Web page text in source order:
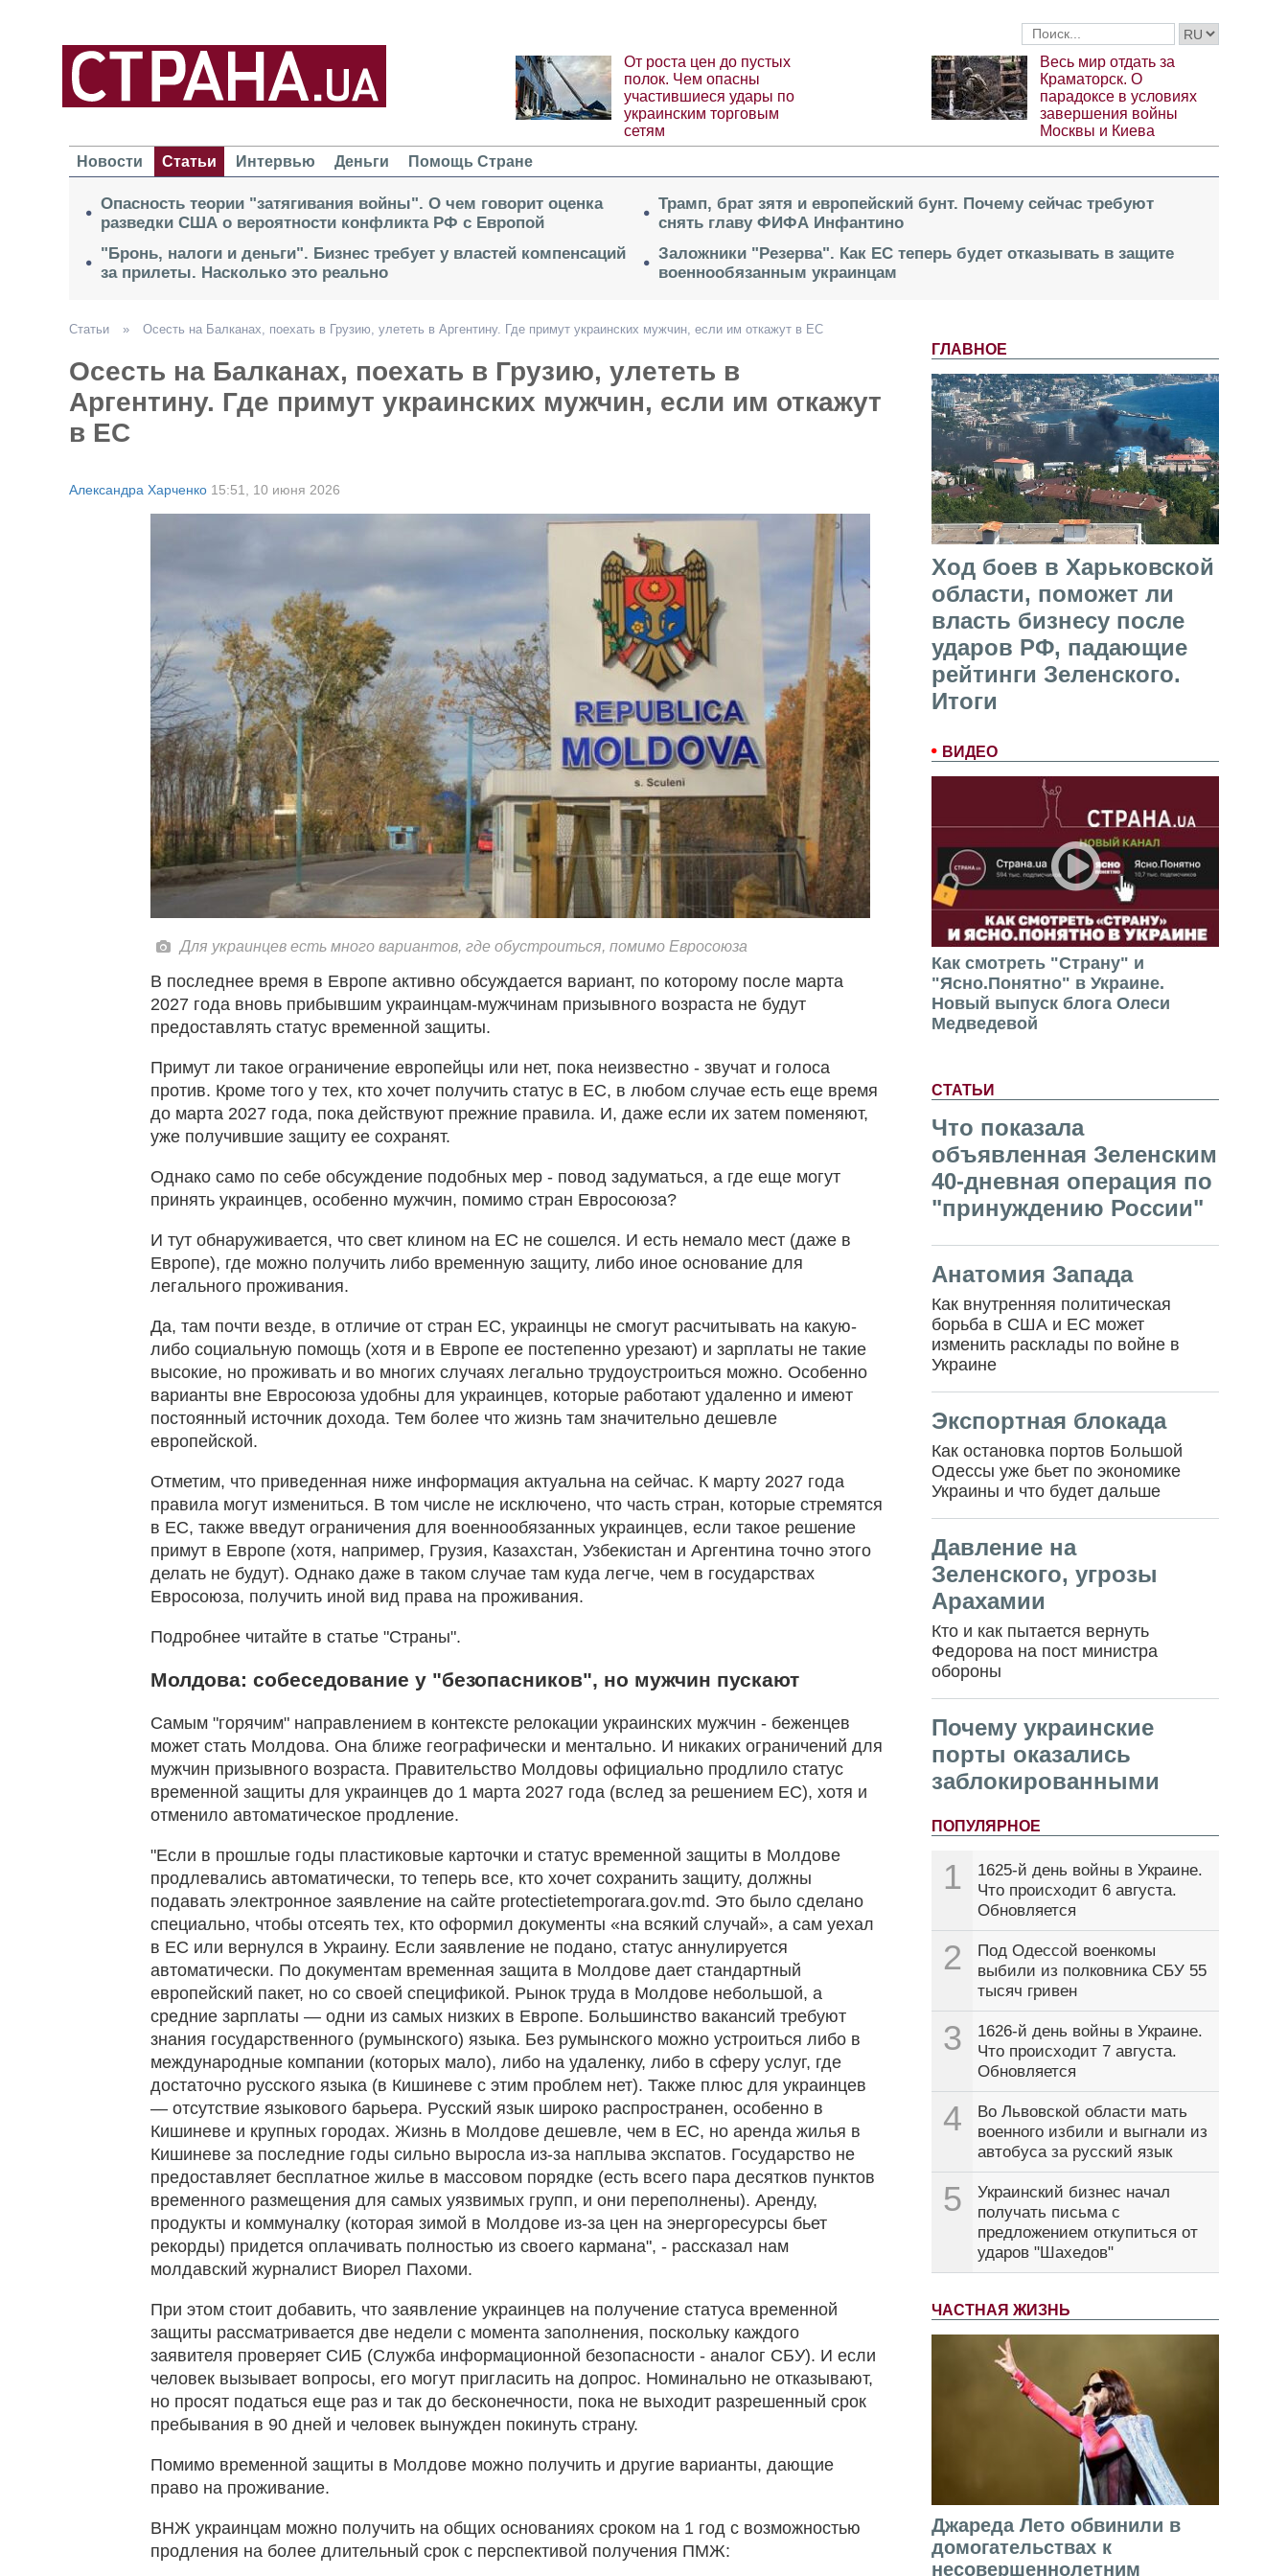
От роста цен до пустых
полок. Чем опасны
участившиеся удары по
украинским торговым
сетям
Весь мир отдать за
Краматорск. О
парадоксе в условиях
завершения войны
Москвы и Киева
Новости
Статьи Интервью Деньги Помощь Стране
Опасность теории "затягивания войны". О чем говорит оценка
разведки США о вероятности конфликта РФ с Европой
"Бронь, налоги и деньги". Бизнес требует у властей компенсаций
за прилеты. Насколько это реально
Трамп, брат зятя и европейский бунт. Почему сейчас требуют
снять главу ФИФА Инфантино
Заложники "Резерва". Как ЕС теперь будет отказывать в защите
военнообязанным украинцам
ГЛАВНОЕ
Ход боев в Харьковской
области, поможет ли
власть бизнесу после
ударов РФ, падающие
рейтинги Зеленского.
Итоги
ВИДЕО
Как смотреть "Страну" и
"Ясно.Понятно" в Украине.
Новый выпуск блога Олеси
Медведевой
СТАТЬИ
Что показала
объявленная Зеленским
40-дневная операция по
"принуждению России"
Анатомия Запада
Как внутренняя политическая
борьба в США и ЕС может
изменить расклады по войне в
Украине
Экспортная блокада
Как остановка портов Большой
Одессы уже бьет по экономике
Украины и что будет дальше
Давление на
Зеленского, угрозы
Арахамии
Кто и как пытается вернуть
Федорова на пост министра
обороны
Почему украинские
порты оказались
заблокированными
ПОПУЛЯРНОЕ
1
1625-й день войны в Украине.
Что происходит 6 августа.
Обновляется
2
Под Одессой военкомы
выбили из полковника СБУ 55
тысяч гривен
3
1626-й день войны в Украине.
Что происходит 7 августа.
Обновляется
4
Во Львовской области мать
военного избили и выгнали из
автобуса за русский язык
5
Украинский бизнес начал
получать письма с
предложением откупиться от
ударов "Шахедов"
ЧАСТНАЯ ЖИЗНЬ
Джареда Лето обвинили в
домогательствах к
несовершеннолетним
Статьи » Осесть на Балканах, поехать в Грузию, улететь в Аргентину. Где примут украинских мужчин, если им откажут в ЕС
Осесть на Балканах, поехать в Грузию, улететь в
Аргентину. Где примут украинских мужчин, если им откажут
в ЕС
Александра Харченко 15:51, 10 июня 2026
Для украинцев есть много вариантов, где обустроиться, помимо Евросоюза
В последнее время в Европе активно обсуждается вариант, по которому после марта
2027 года вновь прибывшим украинцам-мужчинам призывного возраста не будут
предоставлять статус временной защиты.
Примут ли такое ограничение европейцы или нет, пока неизвестно - звучат и голоса
против. Кроме того у тех, кто хочет получить статус в ЕС, в любом случае есть еще время
до марта 2027 года, пока действуют прежние правила. И, даже если их затем поменяют,
уже получившие защиту ее сохранят.
Однако само по себе обсуждение подобных мер - повод задуматься, а где еще могут
принять украинцев, особенно мужчин, помимо стран Евросоюза?
И тут обнаруживается, что свет клином на ЕС не сошелся. И есть немало мест (даже в
Европе), где можно получить либо временную защиту, либо иное основание для
легального проживания.
Да, там почти везде, в отличие от стран ЕС, украинцы не смогут расчитывать на какую-
либо социальную помощь (хотя и в Европе ее постепенно урезают) и зарплаты не такие
высокие, но проживать и во многих случаях легально трудоустроиться можно. Особенно
варианты вне Евросоюза удобны для украинцев, которые работают удаленно и имеют
постоянный источник дохода. Тем более что жизнь там значительно дешевле
европейской.
Отметим, что приведенная ниже информация актуальна на сейчас. К марту 2027 года
правила могут измениться. В том числе не исключено, что часть стран, которые стремятся
в ЕС, также введут ограничения для военнообязанных украинцев, если такое решение
примут в Европе (хотя, например, Грузия, Казахстан, Узбекистан и Аргентина точно этого
делать не будут). Однако даже в таком случае там куда легче, чем в государствах
Евросоюза, получить иной вид права на проживания.
Подробнее читайте в статье "Страны".
Молдова: собеседование у "безопасников", но мужчин пускают
Самым "горячим" направлением в контексте релокации украинских мужчин - беженцев
может стать Молдова. Она ближе географически и ментально. И никаких ограничений для
мужчин призывного возраста. Правительство Молдовы официально продлило статус
временной защиты для украинцев до 1 марта 2027 года (вслед за решением ЕС), хотя и
отменило автоматическое продление.
"Если в прошлые годы пластиковые карточки и статус временной защиты в Молдове
продлевались автоматически, то теперь все, кто хочет сохранить защиту, должны
подавать электронное заявление на сайте ⁠protectietemporara.gov.md⁠. Это было сделано
специально, чтобы отсеять тех, кто оформил документы «на всякий случай», а сам уехал
в ЕС или вернулся в Украину. Если заявление не подано, статус аннулируется
автоматически. По документам временная защита в Молдове дает стандартный
европейский пакет, но со своей спецификой. Рынок труда в Молдове небольшой, а
средние зарплаты — одни из самых низких в Европе. Большинство вакансий требуют
знания государственного (румынского) языка. Без румынского можно устроиться либо в
международные компании (которых мало), либо на удаленку, либо в сферу услуг, где
достаточно русского языка (в Кишиневе с этим проблем нет). Также плюс для украинцев
— отсутствие языкового барьера. Русский язык широко распространен, особенно в
Кишиневе и крупных городах. Жизнь в Молдове дешевле, чем в ЕС, но аренда жилья в
Кишиневе за последние годы сильно выросла из-за наплыва экспатов. Государство не
предоставляет бесплатное жилье в массовом порядке (есть всего пара десятков пунктов
временного размещения для самых уязвимых групп, и они переполнены). Аренду,
продукты и коммуналку (которая зимой в Молдове из-за цен на энергоресурсы бьет
рекорды) придется оплачивать полностью из своего кармана", - рассказал нам
молдавский журналист Виорел Пахоми.
При этом стоит добавить, что заявление украинцев на получение статуса временной
защиты рассматривается две недели с момента заполнения, поскольку каждого
заявителя проверяет СИБ (Служба информационной безопасности - аналог СБУ). И если
человек вызывает вопросы, его могут пригласить на допрос. Номинально не отказывают,
но просят податься еще раз и так до бесконечности, пока не выходит разрешенный срок
пребывания в 90 дней и человек вынужден покинуть страну.
Помимо временной защиты в Молдове можно получить и другие варианты, дающие
право на проживание.
ВНЖ украинцам можно получить на общих основаниях сроком на 1 год с возможностью
продления на более длительный срок с перспективой получения ПМЖ: